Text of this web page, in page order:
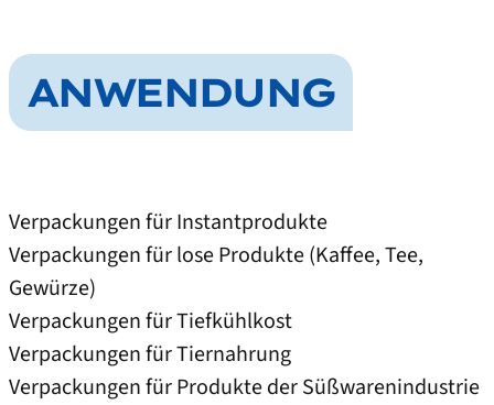
ANWENDUNG
Verpackungen für Instantprodukte
Verpackungen für lose Produkte (Kaffee, Tee,
Gewürze)
Verpackungen für Tiefkühlkost
Verpackungen für Tiernahrung
Verpackungen für Produkte der Süßwarenindustrie